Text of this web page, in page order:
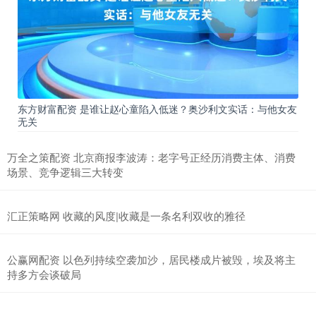
东方财富配资 是谁让赵心童陷入低迷？奥沙利文实话：与他女友
无关
万全之策配资 北京商报李波涛：老字号正经历消费主体、消费
场景、竞争逻辑三大转变
汇正策略网 收藏的风度|收藏是一条名利双收的雅径
公赢网配资 以色列持续空袭加沙，居民楼成片被毁，埃及将主
持多方会谈破局